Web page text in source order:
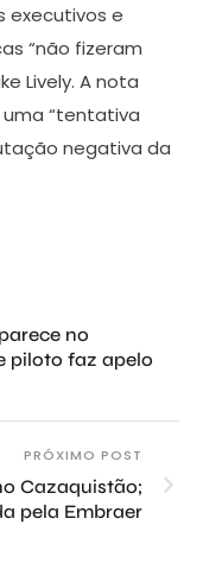
executivos e
“não fizeram
Lively. A nota
“tentativa
negativa da
no
piloto faz apelo
PRÓXIMO POST
Cazaquistão;
pela Embraer